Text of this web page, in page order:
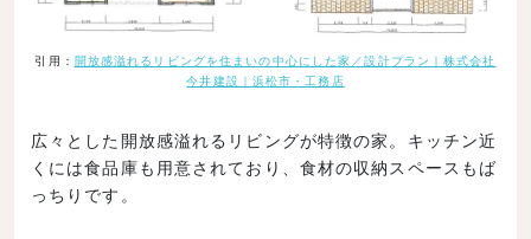
引用： 開放感溢れるリビングを住まいの中心にした家／設計プラン｜株式会社
今井建設｜浜松市・工務店
広々とした開放感溢れるリビングが特徴の家。キッチン近
くには食品庫も用意されており、食材の収納スペースもば
っちりです。